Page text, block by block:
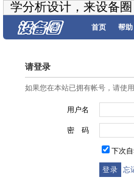
学分析设计，来设备
首页 帮助
请登录
如果您在本站已拥有帐号，请使
用户名
密 码
下次
忘